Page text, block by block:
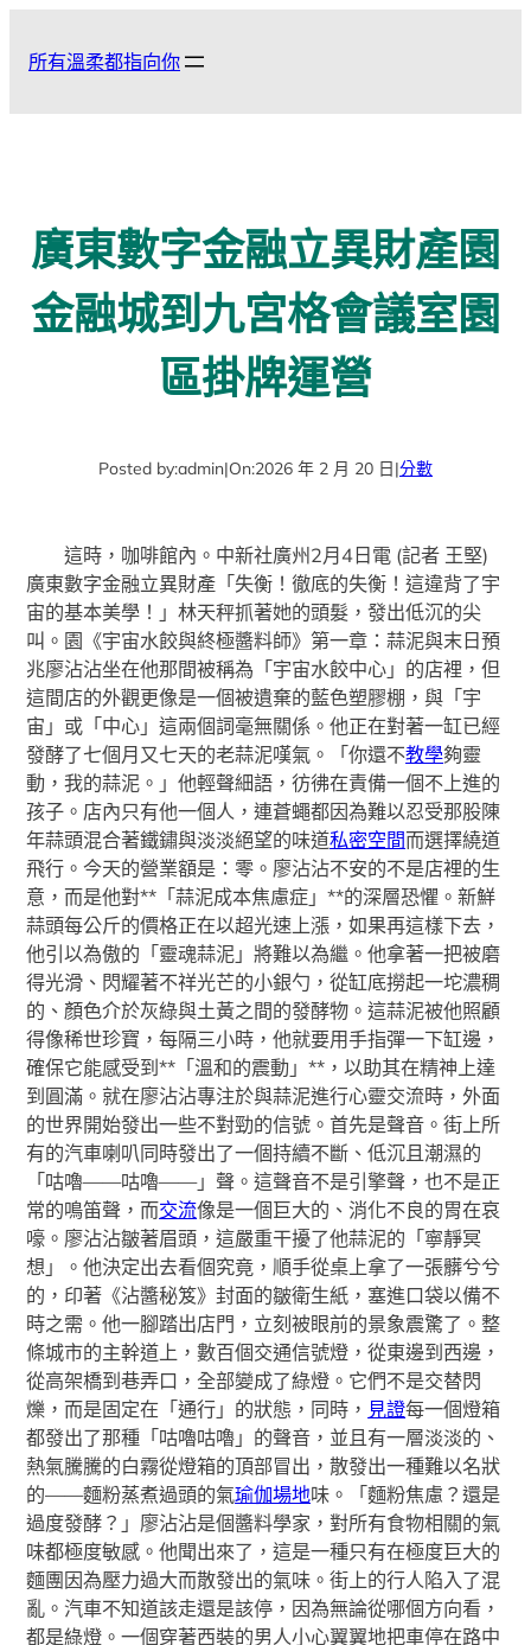
所有溫柔都指向你
廣東數字金融立異財產園
金融城到九宮格會議室園
區掛牌運營
Posted by:admin|On:2026 年 2 月 20 日|分數
這時，咖啡館內。中新社廣州2月4日電 (記者 王堅)
廣東數字金融立異財產「失衡！徹底的失衡！這違背了宇
宙的基本美學！」林天秤抓著她的頭髮，發出低沉的尖
叫。園《宇宙水餃與終極醬料師》第一章：蒜泥與末日預
兆廖沾沾坐在他那間被稱為「宇宙水餃中心」的店裡，但
這間店的外觀更像是一個被遺棄的藍色塑膠棚，與「宇
宙」或「中心」這兩個詞毫無關係。他正在對著一缸已經
發酵了七個月又七天的老蒜泥嘆氣。「你還不教學夠靈
動，我的蒜泥。」他輕聲細語，彷彿在責備一個不上進的
孩子。店內只有他一個人，連蒼蠅都因為難以忍受那股陳
年蒜頭混合著鐵鏽與淡淡絕望的味道私密空間而選擇繞道
飛行。今天的營業額是：零。廖沾沾不安的不是店裡的生
意，而是他對**「蒜泥成本焦慮症」**的深層恐懼。新鮮
蒜頭每公斤的價格正在以超光速上漲，如果再這樣下去，
他引以為傲的「靈魂蒜泥」將難以為繼。他拿著一把被磨
得光滑、閃耀著不祥光芒的小銀勺，從缸底撈起一坨濃稠
的、顏色介於灰綠與土黃之間的發酵物。這蒜泥被他照顧
得像稀世珍寶，每隔三小時，他就要用手指彈一下缸邊，
確保它能感受到**「溫和的震動」**，以助其在精神上達
到圓滿。就在廖沾沾專注於與蒜泥進行心靈交流時，外面
的世界開始發出一些不對勁的信號。首先是聲音。街上所
有的汽車喇叭同時發出了一個持續不斷、低沉且潮濕的
「咕嚕——咕嚕——」聲。這聲音不是引擎聲，也不是正
常的鳴笛聲，而交流像是一個巨大的、消化不良的胃在哀
嚎。廖沾沾皺著眉頭，這嚴重干擾了他蒜泥的「寧靜冥
想」。他決定出去看個究竟，順手從桌上拿了一張髒兮兮
的，印著《沾醬秘笈》封面的皺衛生紙，塞進口袋以備不
時之需。他一腳踏出店門，立刻被眼前的景象震驚了。整
條城市的主幹道上，數百個交通信號燈，從東邊到西邊，
從高架橋到巷弄口，全部變成了綠燈。它們不是交替閃
爍，而是固定在「通行」的狀態，同時， 見證每一個燈箱
都發出了那種「咕嚕咕嚕」的聲音，並且有一層淡淡的、
熱氣騰騰的白霧從燈箱的頂部冒出，散發出一種難以名狀
的——麵粉蒸煮過頭的氣瑜伽場地味。「麵粉焦慮？還是
過度發酵？」廖沾沾是個醬料學家，對所有食物相關的氣
味都極度敏感。他聞出來了，這是一種只有在極度巨大的
麵團因為壓力過大而散發出的氣味。街上的行人陷入了混
亂。汽車不知道該走還是該停，因為無論從哪個方向看，
都是綠燈。一個穿著西裝的男人小心翼翼地把車停在路中